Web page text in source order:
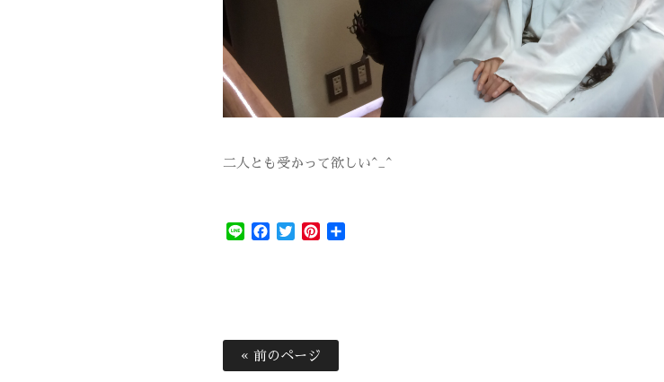
二人とも受かって欲しい^_^
Line Facebook
TwitterPinterest
« 前のページ